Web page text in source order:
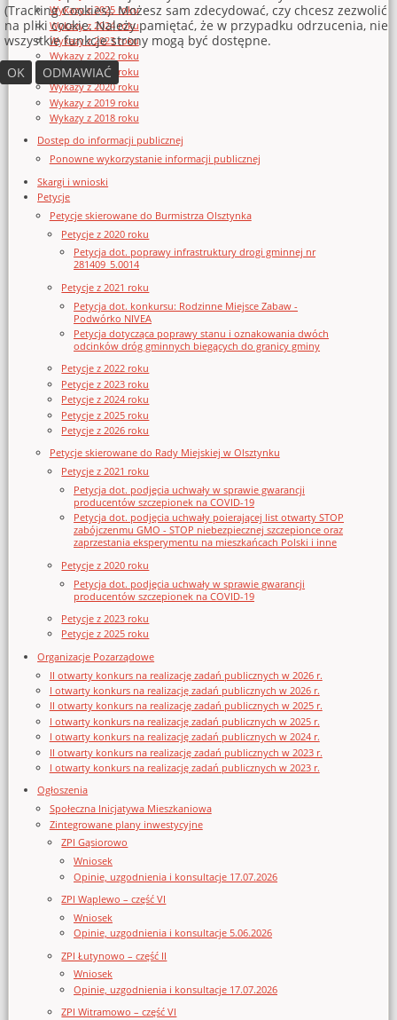
Wykazy z 2025 roku
Wykazy z 2024 roku
Wykazy z 2023 roku
Wykazy z 2022 roku
Wykazy z 2021 roku
Wykazy z 2020 roku
Wykazy z 2019 roku
Wykazy z 2018 roku
Dostęp do informacji publicznej
Ponowne wykorzystanie informacji publicznej
Skargi i wnioski
Petycje
Petycje skierowane do Burmistrza Olsztynka
Petycje z 2020 roku
Petycja dot. poprawy infrastruktury drogi gminnej nr
281409_5.0014
Petycje z 2021 roku
Petycja dot. konkursu: Rodzinne Miejsce Zabaw -
Podwórko NIVEA
Petycja dotycząca poprawy stanu i oznakowania dwóch
odcinków dróg gminnych biegących do granicy gminy
Petycje z 2022 roku
Petycje z 2023 roku
Petycje z 2024 roku
Petycje z 2025 roku
Petycje z 2026 roku
Petycje skierowane do Rady Miejskiej w Olsztynku
Petycje z 2021 roku
Petycja dot. podjęcia uchwały w sprawie gwarancji
producentów szczepionek na COVID-19
Petycja dot. podjęcia uchwały poierającej list otwarty STOP
zabójczenmu GMO - STOP niebezpiecznej szczepionce oraz
zaprzestania eksperymentu na mieszkańcach Polski i inne
Petycje z 2020 roku
Petycja dot. podjęcia uchwały w sprawie gwarancji
producentów szczepionek na COVID-19
Petycje z 2023 roku
Petycje z 2025 roku
Organizacje Pozarządowe
II otwarty konkurs na realizację zadań publicznych w 2026 r.
I otwarty konkurs na realizację zadań publicznych w 2026 r.
II otwarty konkurs na realizację zadań publicznych w 2025 r.
I otwarty konkurs na realizację zadań publicznych w 2025 r.
I otwarty konkurs na realizację zadań publicznych w 2024 r.
II otwarty konkurs na realizację zadań publicznych w 2023 r.
I otwarty konkurs na realizację zadań publicznych w 2023 r.
Ogłoszenia
Społeczna Inicjatywa Mieszkaniowa
Zintegrowane plany inwestycyjne
ZPI Gąsiorowo
Wniosek
Opinie, uzgodnienia i konsultacje 17.07.2026
ZPI Waplewo – część VI
Wniosek
Opinie, uzgodnienia i konsultacje 5.06.2026
ZPI Łutynowo – część II
Wniosek
Opinie, uzgodnienia i konsultacje 17.07.2026
ZPI Witramowo – część VI
(Tracking Cookies). Możesz sam zdecydować, czy chcesz zezwolić
na pliki cookie. Należy pamiętać, że w przypadku odrzucenia, nie
wszystkie funkcje strony mogą być dostępne.
OK
ODMAWIAĆ